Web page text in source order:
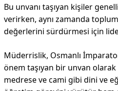
Bu unvanı taşıyan kişiler
verirken, aynı zamanda
değerlerini sürdürmesi için
Müderrislik, Osmanlı
önem taşıyan bir unvan
medrese ve cami gibi dini ve